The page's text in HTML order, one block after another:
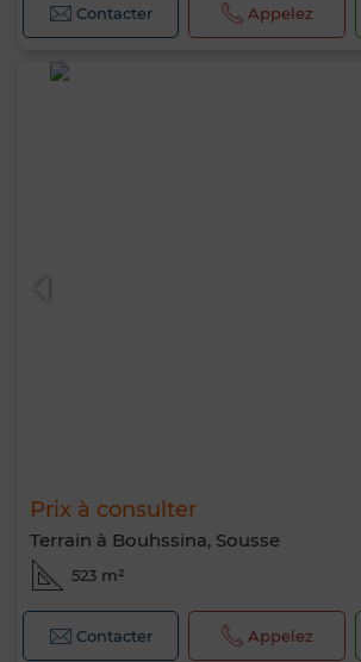
Contacter Appelez
Prix à consulter
Terrain à Bouhssina, Sousse
523 m²
Contacter Appelez